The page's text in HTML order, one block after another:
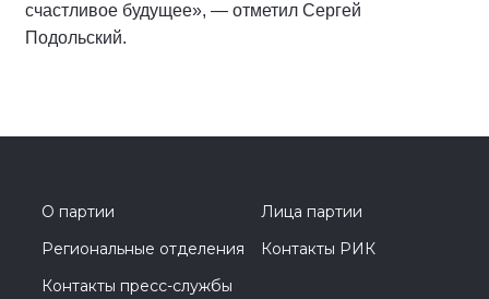
счастливое будущее», — отметил Сергей
Подольский.
О партии
Лица партии
Региональные отделения
Контакты РИК
Контакты пресс-службы